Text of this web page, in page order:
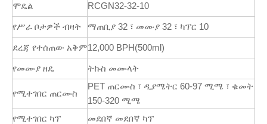
ሞዴል RCGN32-32-10
የሥራ ቦታዎች ብዛት ማጠቢያ 32 ፣ መሙያ 32 ፣ ካፕር 10
ደረጃ የተሰጠው አቅም12,000 BPH(500ml)
የመሙያ ዘዴ ትኩስ መሙላት
የሚተገበር ጠርሙስ
PET ጠርሙስ ፣ ዲያሜትር 60-97 ሚሜ ፣ ቁመት
150-320 ሚሜ
የሚተገበር ካፕ
መደበኛ መደበኛ ካፕ